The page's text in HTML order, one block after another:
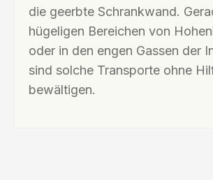
die geerbte Schrankwand.
hügeligen Bereichen von
oder in den engen Gassen der
sind solche Transporte ohne
bewältigen.